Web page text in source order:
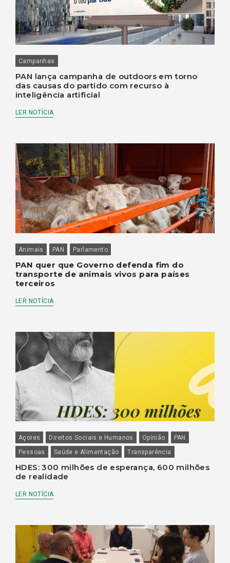
Campanhas
PAN lança campanha de outdoors em torno
das causas do partido com recurso à
inteligência artificial
LER NOTÍCIA
Animais PAN Parlamento
PAN quer que Governo defenda fim do
transporte de animais vivos para países
terceiros
LER NOTÍCIA
Açores Direitos Sociais e Humanos Opinião
PAN
Pessoas
Saúde e Alimentação Transparência
HDES: 300 milhões de esperança, 600 milhões
de realidade
LER NOTÍCIA